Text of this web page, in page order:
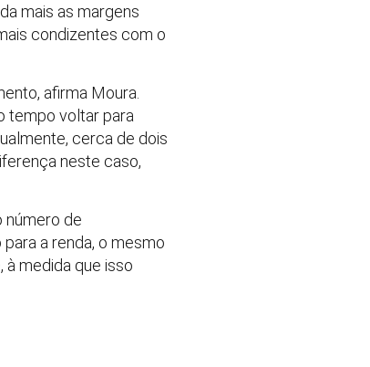
mais as margens
condizentes com o
afirma Moura.
tempo voltar para
cerca de dois
neste caso,
número de
a renda, o mesmo
à medida que isso